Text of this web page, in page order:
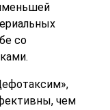
со
чем